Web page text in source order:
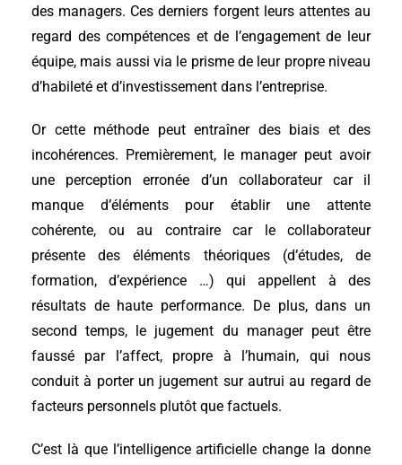
des managers. Ces derniers forgent leurs attentes au
regard des compétences et de l’engagement de leur
équipe, mais aussi via le prisme de leur propre niveau
d’habileté et d’investissement dans l’entreprise.
Or cette méthode peut entraîner des biais et des
incohérences. Premièrement, le manager peut avoir
une perception erronée d’un collaborateur car il
manque d’éléments pour établir une attente
cohérente, ou au contraire car le collaborateur
présente des éléments théoriques (d’études, de
formation, d’expérience …) qui appellent à des
résultats de haute performance. De plus, dans un
second temps, le jugement du manager peut être
faussé par l’affect, propre à l’humain, qui nous
conduit à porter un jugement sur autrui au regard de
facteurs personnels plutôt que factuels.
C’est là que l’intelligence artificielle change la donne